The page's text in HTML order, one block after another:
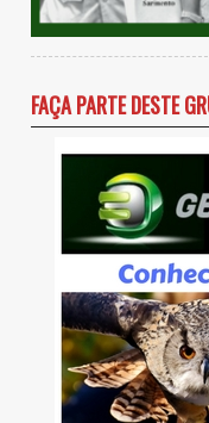
FAÇA PARTE DESTE